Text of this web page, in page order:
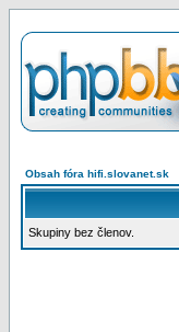
Obsah fóra hifi.slovanet.sk
Skupiny bez členov.